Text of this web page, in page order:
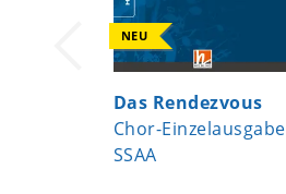
NEU
Das Rendezvous
Chor-Einzelausgabe
SSAA